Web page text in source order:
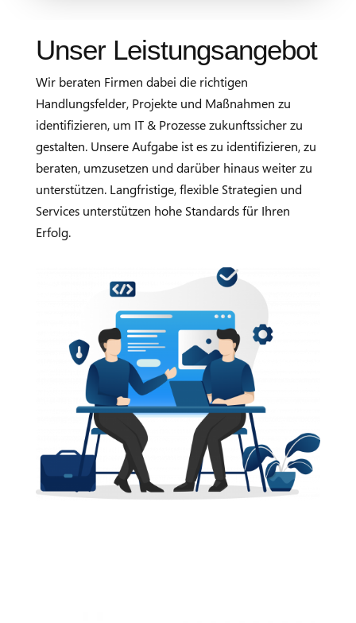
Unser Leistungsangebot
Wir beraten Firmen dabei die richtigen
Handlungsfelder, Projekte und Maßnahmen zu
identifizieren, um IT & Prozesse zukunftssicher zu
gestalten. Unsere Aufgabe ist es zu identifizieren, zu
beraten, umzusetzen und darüber hinaus weiter zu
unterstützen. Langfristige, flexible Strategien und
Services unterstützen hohe Standards für Ihren
Erfolg.